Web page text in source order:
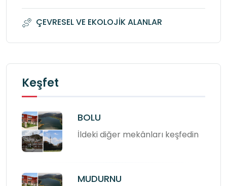
ÇEVRESEL VE EKOLOJİK ALANLAR
Keşfet
BOLU
İldeki diğer mekânları keşfedin
MUDURNU